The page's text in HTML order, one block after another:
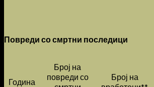
Повреди со смртни последици
Година
Број на
повреди со
Број на